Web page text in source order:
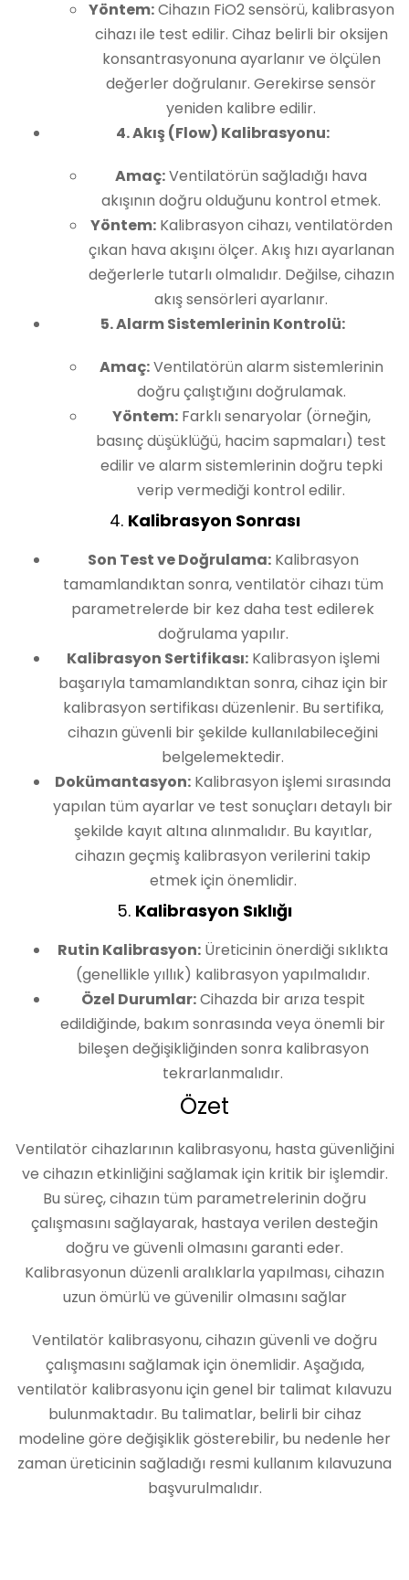
Yöntem:Cihazın FiO2 sensörü, kalibrasyon
cihazı ile test edilir. Cihaz belirli bir oksijen
konsantrasyonuna ayarlanır ve ölçülen
değerler doğrulanır. Gerekirse sensör
yeniden kalibre edilir.
4. Akış (Flow) Kalibrasyonu:
Amaç:Ventilatörün sağladığı hava
akışının doğru olduğunu kontrol etmek.
Yöntem:Kalibrasyon cihazı, ventilatörden
çıkan hava akışını ölçer. Akış hızı ayarlanan
değerlerle tutarlı olmalıdır. Değilse, cihazın
akış sensörleri ayarlanır.
5. Alarm Sistemlerinin Kontrolü:
Amaç:Ventilatörün alarm sistemlerinin
doğru çalıştığını doğrulamak.
Yöntem:Farklı senaryolar (örneğin,
basınç düşüklüğü, hacim sapmaları) test
edilir ve alarm sistemlerinin doğru tepki
verip vermediği kontrol edilir.
4. Kalibrasyon Sonrası
Son Test ve Doğrulama:Kalibrasyon
tamamlandıktan sonra, ventilatör cihazı tüm
parametrelerde bir kez daha test edilerek
doğrulama yapılır.
Kalibrasyon Sertifikası:Kalibrasyon işlemi
başarıyla tamamlandıktan sonra, cihaz için bir
kalibrasyon sertifikası düzenlenir. Bu sertifika,
cihazın güvenli bir şekilde kullanılabileceğini
belgelemektedir.
Dokümantasyon: Kalibrasyon işlemi sırasında
yapılan tüm ayarlar ve test sonuçları detaylı bir
şekilde kayıt altına alınmalıdır. Bu kayıtlar,
cihazın geçmiş kalibrasyon verilerini takip
etmek için önemlidir.
5. Kalibrasyon Sıklığı
Rutin Kalibrasyon: Üreticinin önerdiği sıklıkta
(genellikle yıllık) kalibrasyon yapılmalıdır.
Özel Durumlar:Cihazda bir arıza tespit
edildiğinde, bakım sonrasında veya önemli bir
bileşen değişikliğinden sonra kalibrasyon
tekrarlanmalıdır.
Özet
Ventilatör cihazlarının kalibrasyonu, hasta güvenliğini
ve cihazın etkinliğini sağlamak için kritik bir işlemdir.
Bu süreç, cihazın tüm parametrelerinin doğru
çalışmasını sağlayarak, hastaya verilen desteğin
doğru ve güvenli olmasını garanti eder.
Kalibrasyonun düzenli aralıklarla yapılması, cihazın
uzun ömürlü ve güvenilir olmasını sağlar
Ventilatör kalibrasyonu, cihazın güvenli ve doğru
çalışmasını sağlamak için önemlidir. Aşağıda,
ventilatör kalibrasyonu için genel bir talimat kılavuzu
bulunmaktadır. Bu talimatlar, belirli bir cihaz
modeline göre değişiklik gösterebilir, bu nedenle her
zaman üreticinin sağladığı resmi kullanım kılavuzuna
başvurulmalıdır.